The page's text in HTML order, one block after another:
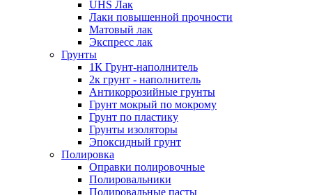
UHS Лак
Лаки повышенной прочности
Матовый лак
Экспресс лак
Грунты
1К Грунт-наполнитель
2к грунт - наполнитель
Антикоррозийные грунты
Грунт мокрый по мокрому
Грунт по пластику
Грунты изоляторы
Эпоксидный грунт
Полировка
Оправки полировочные
Полировальники
Полировальные пасты